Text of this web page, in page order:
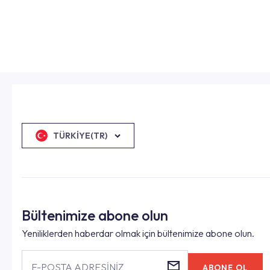
TÜRKIYE(TR)
Bültenimize abone olun
Yeniliklerden haberdar olmak için bültenimize abone olun.
E-POSTA ADRESİNİZ ABONE OL